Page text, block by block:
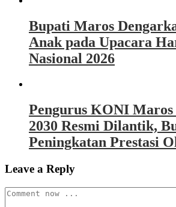
Bupati Maros
Anak pada Upacara
Nasional 2026
Pengurus KONI Maros
2030 Resmi Dilantik,
Peningkatan Prestasi
Leave a Reply